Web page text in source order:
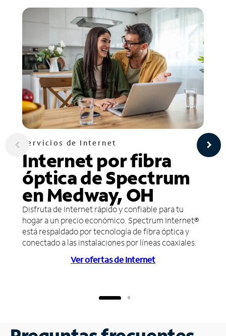
Servicios de Internet
Internet por fibra
óptica de Spectrum
en Medway, OH
Disfruta de Internet rápido y confiable para tu
hogar a un precio económico. Spectrum Internet®
está respaldado por tecnología de fibra óptica y
conectado a las instalaciones por líneas coaxiales.
Ver ofertas de Internet